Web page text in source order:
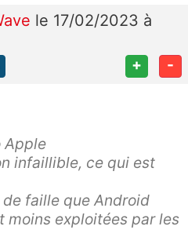
le 17/02/2023 à
+ -
Apple
infaillible, ce qui est
faille que Android
moins exploitées par les